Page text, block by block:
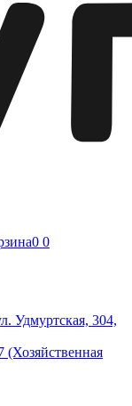
0 0
Удмуртская, 304,